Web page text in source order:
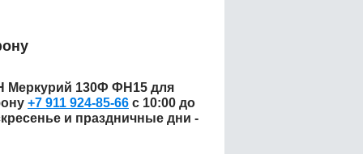
Меркурий 130Ф ФН15 для
+7 911 924-85-66 с 10:00 до
и праздничные дни -